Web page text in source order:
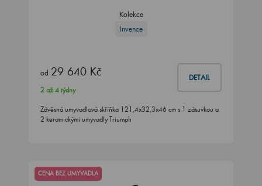
Kolekce
Invence
od 29 640 Kč DETAIL
2 až 4 týdny
Závěsná umyvadlová skříňka 121,4x32,3x46 cm s 1 zásuvkou a
2 keramickými umyvadly Triumph
CENA BEZ UMYVADLA